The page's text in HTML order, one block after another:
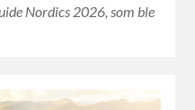
Nordics 2026, som ble